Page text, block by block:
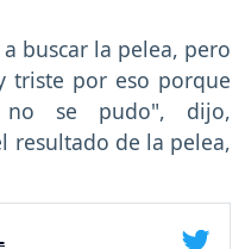
buscar la pelea, pero
triste por eso porque
se pudo", dijo,
resultado de la pelea,